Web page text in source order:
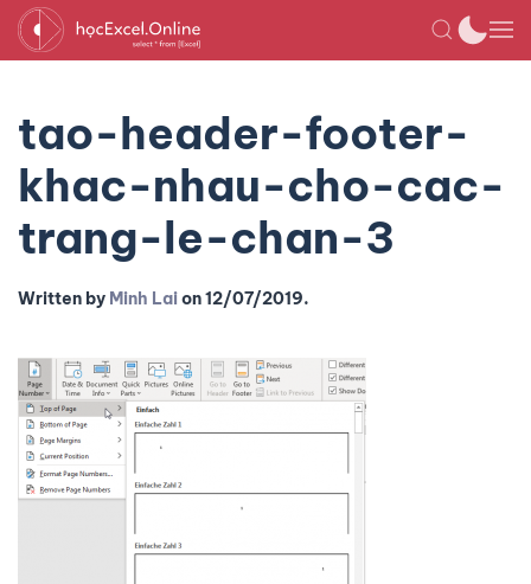
tao-header-footer-
khac-nhau-cho-cac-
trang-le-chan-3
Written by Minh Laion12/07/2019.